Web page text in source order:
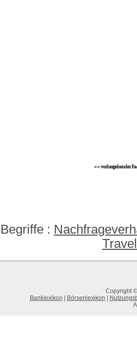
<< vorhergehender
:
Copyright
Banklexikon
Börsenlexikon